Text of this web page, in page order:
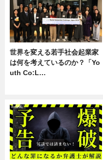
世界を変える若手社会起業家
は何を考えているのか？「Yo
uth Co:L…